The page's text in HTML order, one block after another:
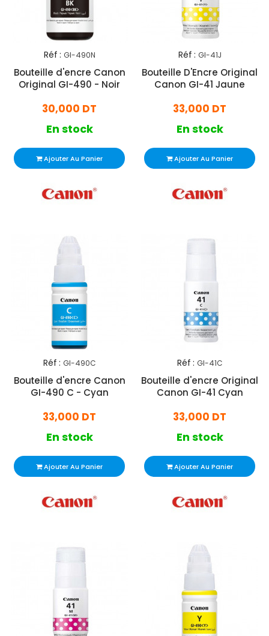
Réf : GI-490N
Bouteille d'encre Canon
Original GI-490 - Noir
30,000 DT
En stock
Ajouter Au Panier
Réf : GI-41J
Bouteille D'Encre Original
Canon GI-41 Jaune
33,000 DT
En stock
Ajouter Au Panier
Réf : GI-490C
Bouteille d'encre Canon
GI-490 C - Cyan
33,000 DT
En stock
Ajouter Au Panier
Réf : GI-41C
Bouteille d'encre Original
Canon GI-41 Cyan
33,000 DT
En stock
Ajouter Au Panier